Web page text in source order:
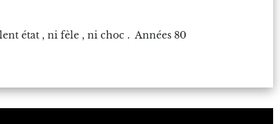
état , ni fèle , ni choc . Années 80